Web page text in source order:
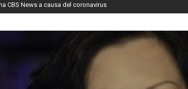
CBS News a causa del coronavirus